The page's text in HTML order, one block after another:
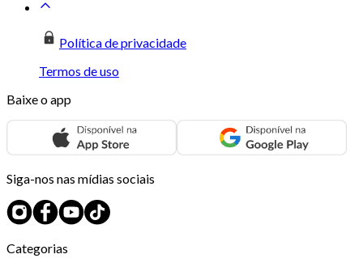
Política de privacidade
Termos de uso
Baixe o app
Siga-nos nas mídias sociais
Categorias